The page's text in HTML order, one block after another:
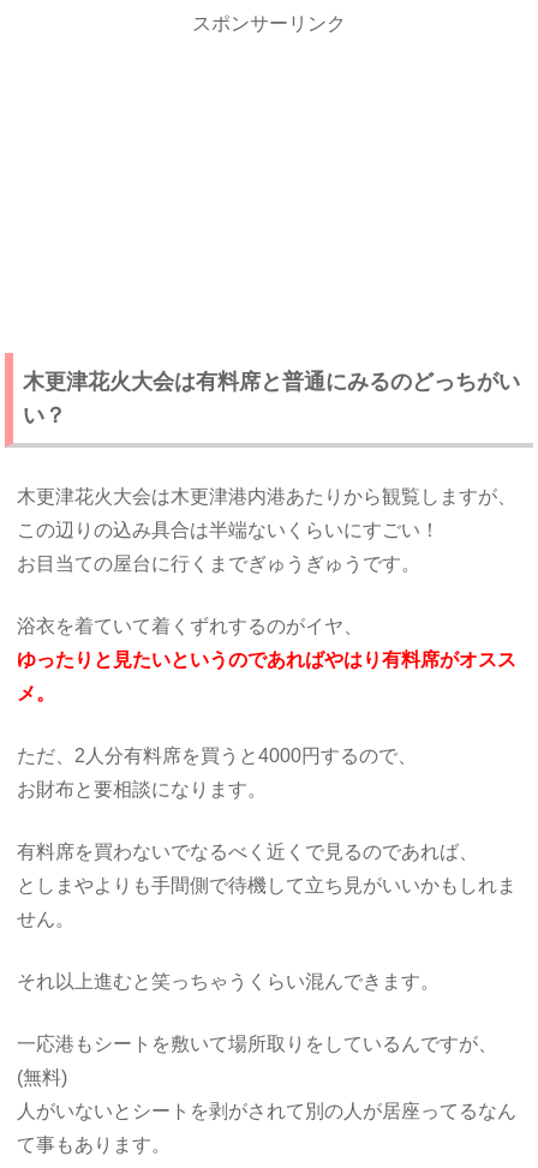
スポンサーリンク
木更津花火大会は有料席と普通にみるのどっちがい
い？
木更津花火大会は木更津港内港あたりから観覧しますが、
この辺りの込み具合は半端ないくらいにすごい！
お目当ての屋台に行くまでぎゅうぎゅうです。
浴衣を着ていて着くずれするのがイヤ、
ゆったりと見たいというのであればやはり有料席がオスス
メ。
ただ、2人分有料席を買うと4000円するので、
お財布と要相談になります。
有料席を買わないでなるべく近くで見るのであれば、
としまやよりも手間側で待機して立ち見がいいかもしれま
せん。
それ以上進むと笑っちゃうくらい混んできます。
一応港もシートを敷いて場所取りをしているんですが、
(無料)
人がいないとシートを剥がされて別の人が居座ってるなん
て事もあります。